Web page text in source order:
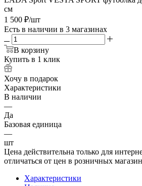
см
1 500 ₽/шт
Есть в наличии в 3 магазинах
В корзину
Купить в 1 клик
Хочу в подарок
Характеристики
В наличии
—
Да
Базовая единица
—
шт
Цена действительна только для
отличаться от цен в розничных
Характеристики